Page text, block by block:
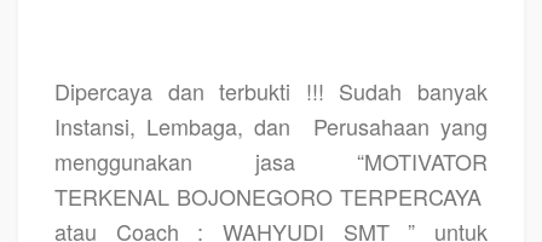
Dipercaya dan terbukti !!! Sudah banyak
Instansi, Lembaga, dan
Perusahaan yang
menggunakan jasa “MOTIVATOR
TERKENAL BOJONEGORO TERPERCAYA
atau Coach : WAHYUDI SMT ” untuk